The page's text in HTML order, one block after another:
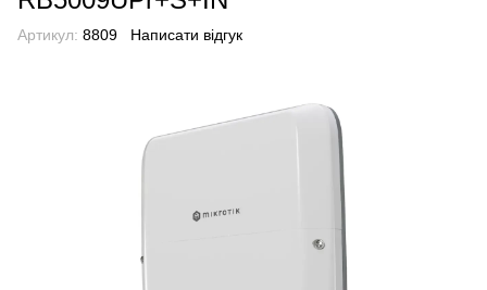
Артикул: 8809 Написати відгук